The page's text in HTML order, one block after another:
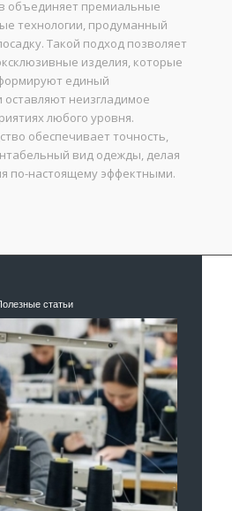
объединяет премиальные
технологии, продуманный
Такой подход позволяет
изделия, которые
единый
неизгладимое
любого уровня.
обеспечивает точность,
вид одежды, делая
по-настоящему эффектными.
статьи